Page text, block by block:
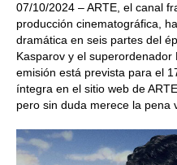
07/10/2024 – ARTE, el canal
producción cinematográfica,
dramática en seis partes del
Kasparov y el
emisión está prevista para el
íntegra en el sitio web de
pero sin duda merece la pena